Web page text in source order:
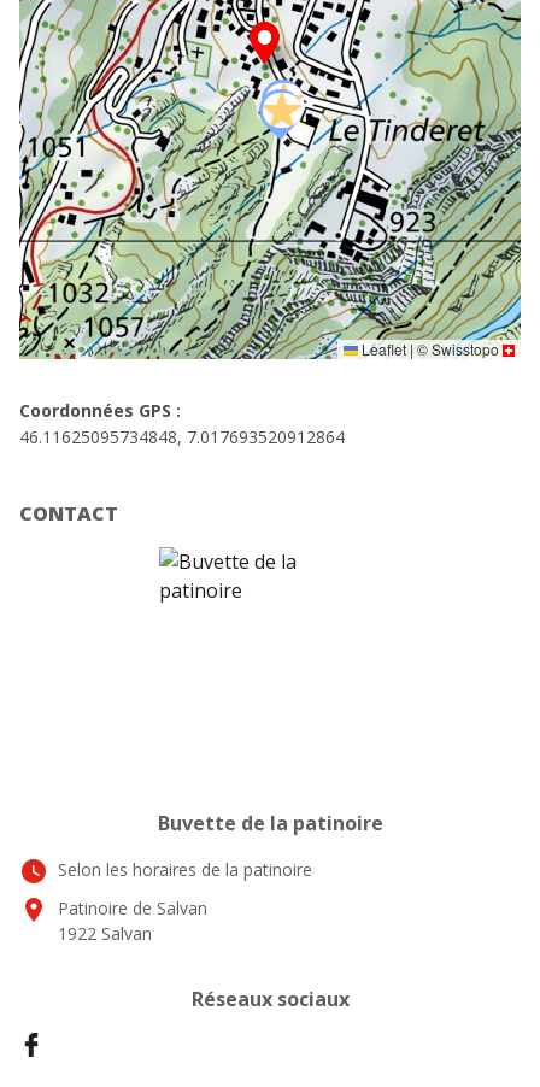
Leaflet | ©Swisstopo
Coordonnées GPS :
46.11625095734848, 7.017693520912864
CONTACT
Buvette de la patinoire
watch_later Selon les horaires de la patinoire
location_on
Patinoire de Salvan
1922 Salvan
Réseaux sociaux